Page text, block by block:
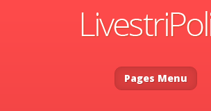
Pages Menu